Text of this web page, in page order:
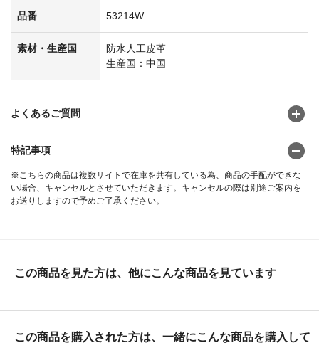
品番 53214W
素材・生産国
防水人工皮革
生産国：中国
よくあるご質問
特記事項
※こちらの商品は複数サイトで在庫を共有している為、商品の手配ができな
い場合、キャンセルとさせていただきます。キャンセルの際は別途ご案内を
お送りしますので予めご了承ください。
この商品を見た方は、他にこんな商品を見ています
この商品を購入された方は、一緒にこんな商品を購入して